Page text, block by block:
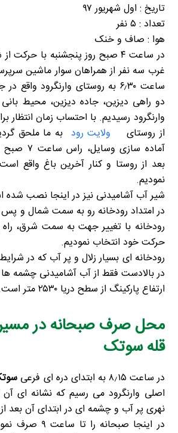
تاریخ : اول شهریور ۹۷
تعداد : ۵ نفر
هوا : صاف و خنک
در ساعت ۴ صبح روز پنجشنبه با
غرب سه نفر از همراهان سوار ماشین
ساعت ۶٫۳۰ به روستای وارنگرود
دو راهی دیزین، جاده دیزین، محیط
وارنگرود رسیدیم. با احتساب زمان
از روستای ولایت رود به ما ملحق
آماده
بعد از روستا و کنار آخرین باغ واقع
نمودیم.
شیر آب آشامیدنی نیز در اینجا نصب
در امتداد رودخانه رو به سمت شمال و پس
رودخانه با تغییر جهت به سمت شرق، راه
حرکت خود انتخاب نمودیم.
رودخانه ای بسیار زلال و پر آب که در
در بالادست فقط از آب آشامیدنی چشمه
ارتفاع پارکینگ از سطح دریا ۲۵۳۰ متر است.
محل صرف صبحانه در
قله سوتک
در ساعت ۸٫۱۵ به ابتدای دره ای فرعی
اصلی وارنگرود می رسیم که نشانه ای
نهری پر آب و چشمه ای در ابتدای آن بعد
در اینجا